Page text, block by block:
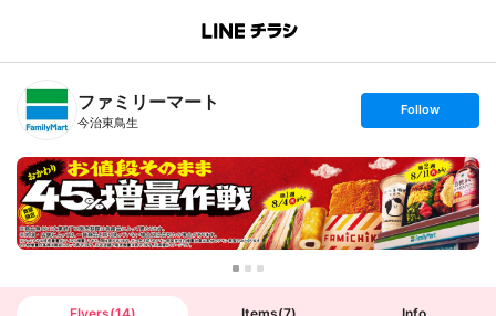
B
n
T
ファミリーマート
今治東鳥生
s
t
o
l
l
o
w
Follow